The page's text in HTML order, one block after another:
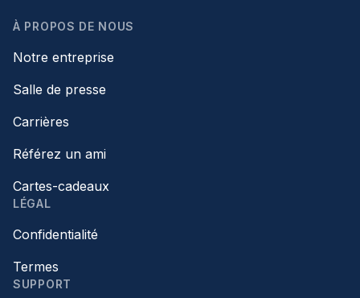
À PROPOS DE NOUS
Notre entreprise
Salle de presse
Carrières
Référez un ami
Cartes-cadeaux
LÉGAL
Confidentialité
Termes
SUPPORT